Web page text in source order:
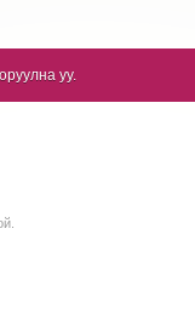
уу.